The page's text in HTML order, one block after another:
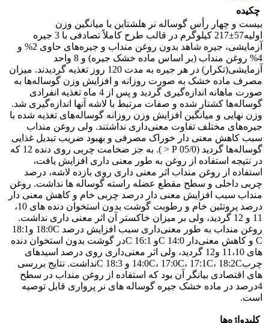
چکیده
بیست و چهار رأس گوساله نر هلشتاین با میانگین وزن
اولیه57±217 کیلوگرم در قالب طرح کاملاً تصادفی با 3 جیره
آزمایشی، جیره شاهد بدون روغن منداب و جیره‌های حاوی 2% و
4% روغن منداب (بر اساس ماده خشک جیره) و 8 واحد
آزمایشی(تکرار) در هر جیره به مدت 120 روز تغذیه گردیدند. میزان
مصرف ماده خشک به صورت روزانه و افزایش وزن گوساله‌ها به
صورت ماهانه اندازه‌گیری گردید و پس از 4 ماه تغذیه انفرادی
گوساله‌ها کشتار شده و صفات مرتبط با لاشه آنها اندازه‌گیری شد.
وزن نهایی و میانگین افزایش وزن روزانه گوساله‌های تغذیه شده با
جیره‌های مختلف تفاوت معنی‌داری نداشتند. ولی روغن منداب
سبب کاهش معنی دار خوراک مصرفی و بهبود ضریب تبدیل غذایی
گوساله‌ها گردید (05/0 P < ). به جز ضخامت چربی روی دنده 12 که
در نتیجه استفاده از روغن به طور معنی داری افزایش یافت،
استفاده از روغن منداب اثر معنی داری روی بازده لاشه، درصد
چربی داخلی و سطح مقطع عضله راسته گوساله ها نداشت. روغن
منداب سبب افزایش معنی دار درصد چربی خام و کاهش معنی دار
درصد پروتئین خام و رطوبت گوشت بدون استخوان دنده های 10،
11 و 12 گردید، ولی بر میزان خاکستر آن اثر معنی داری نداشت.
روغن منداب به طور معنی‌داری سبب افزایش درصد 18:0C و18:1
C و کاهش معنی‌دار 14:0 Cو 16:1 Cدر گوشت بدون استخوان دنده
های 11،10 و12 گردید، ولی اثر معنی‌داری روی درصد اسیدهای
چرب14:0C، 17:0C، 17:1C، 18:2C و 18:3 Cنداشت. نتایج بررسی
های اقتصادی بیانگر آن بود که استفاده از روغن منداب در سطح
4درصد در ماده خشک جیره گوساله های نر پرواری قابل توصیه
است.
کلیدواژه‌ها